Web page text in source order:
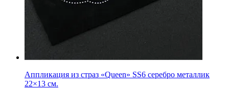
Аппликация из страз «Queen» SS6 серебро металлик
22×13 см.